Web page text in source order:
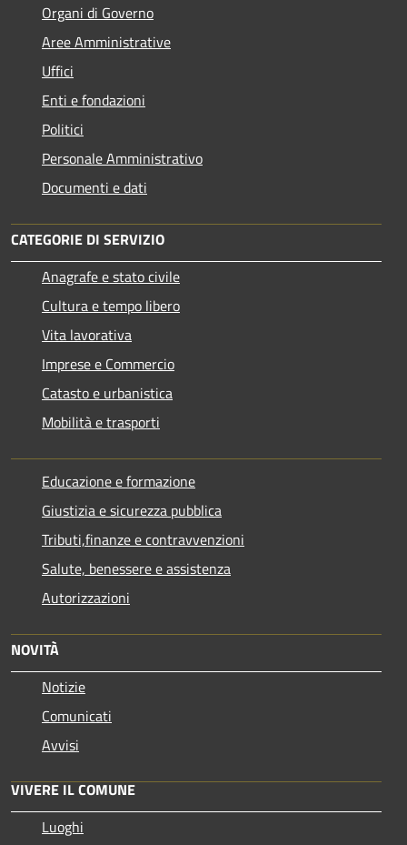
Organi di Governo
Aree Amministrative
Uffici
Enti e fondazioni
Politici
Personale Amministrativo
Documenti e dati
CATEGORIE DI SERVIZIO
Anagrafe e stato civile
Cultura e tempo libero
Vita lavorativa
Imprese e Commercio
Catasto e urbanistica
Mobilità e trasporti
Educazione e formazione
Giustizia e sicurezza pubblica
Tributi,finanze e contravvenzioni
Salute, benessere e assistenza
Autorizzazioni
NOVITÀ
Notizie
Comunicati
Avvisi
VIVERE IL COMUNE
Luoghi